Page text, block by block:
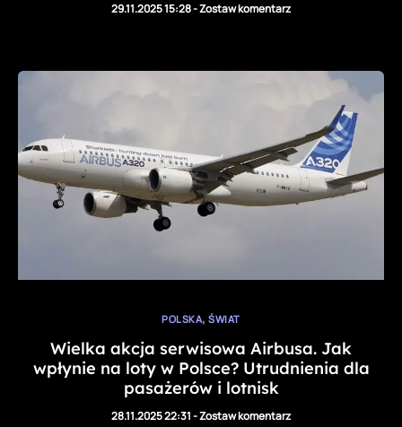
29.11.2025 15:28-Zostaw komentarz
POLSKA,ŚWIAT
Wielka akcja serwisowa Airbusa. Jak
wpłynie na loty w Polsce? Utrudnienia dla
pasażerów i lotnisk
28.11.2025 22:31-Zostaw komentarz